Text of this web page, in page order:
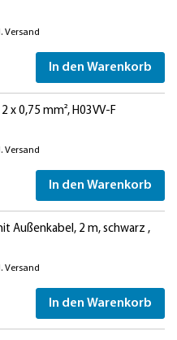
Versand
In den Warenkorb
x 0,75 mm², H03VV-F
Versand
In den Warenkorb
Außenkabel, 2 m, schwarz ,
Versand
In den Warenkorb